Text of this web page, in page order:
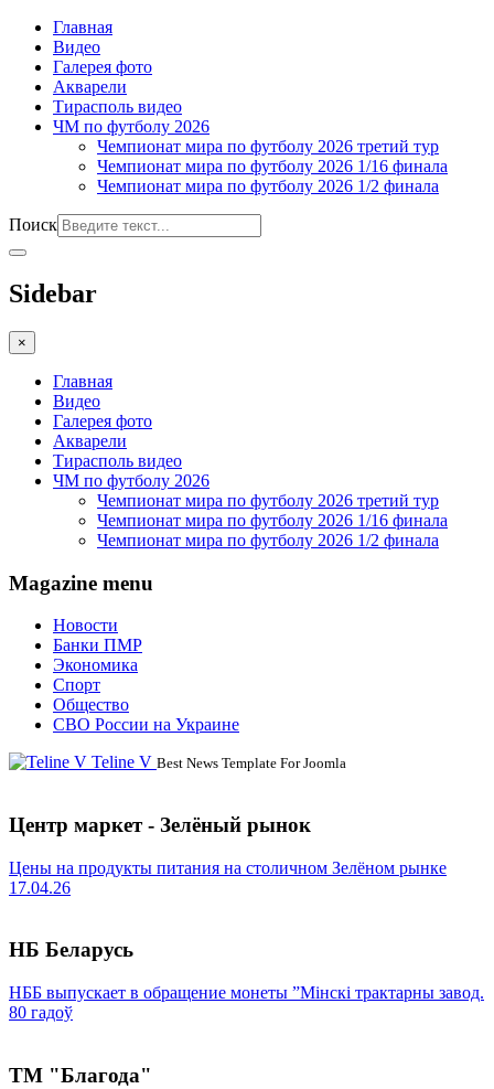
Главная
Видео
Галерея фото
Акварели
Тирасполь видео
ЧМ по футболу 2026
Чемпионат мира по футболу 2026 третий тур
Чемпионат мира по футболу 2026 1/16 финала
Чемпионат мира по футболу 2026 1/2 финала
Поиск
Sidebar
×
Главная
Видео
Галерея фото
Акварели
Тирасполь видео
ЧМ по футболу 2026
Чемпионат мира по футболу 2026 третий тур
Чемпионат мира по футболу 2026 1/16 финала
Чемпионат мира по футболу 2026 1/2 финала
Magazine menu
Новости
Банки ПМР
Экономика
Спорт
Общество
СВО России на Украине
Teline V Best News Template For Joomla
Центр маркет - Зелёный рынок
Цены на продукты питания на столичном Зелёном рынке
17.04.26
НБ Беларусь
НББ выпускает в обращение монеты ”Мінскі трактарны завод.
80 гадоў
ТМ "Благода"